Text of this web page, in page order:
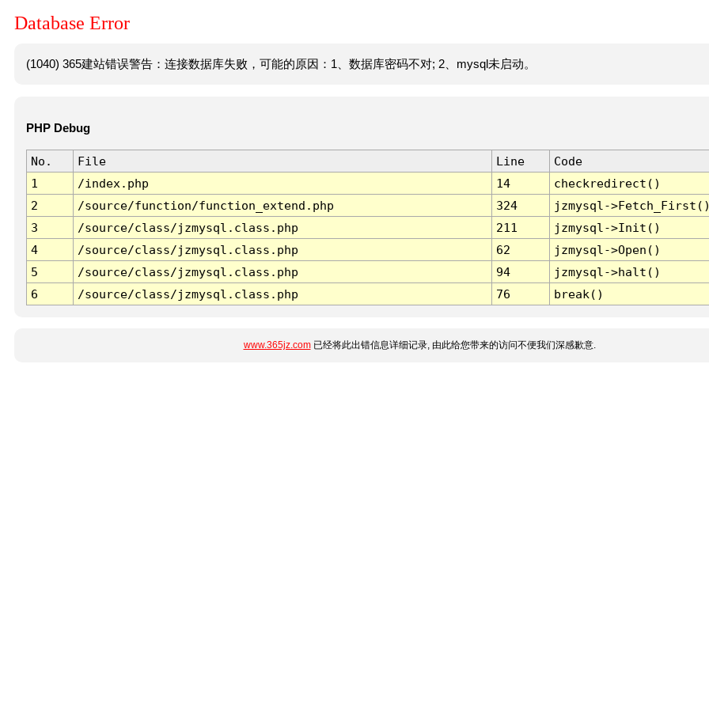
Database Error
(1040) 365建站错误警告：连接数据库失败，可能的原因：1、数据库密码不对; 2、mysql未启动。
PHP Debug
No. File Line
Code
1
/index.php 14
checkredirect()
2
/source/function/function_extend.php 324
jzmysql-
3
/source/class/jzmysql.class.php 211
jzmysql->Init()
4
/source/class/jzmysql.class.php 62
jzmysql->Open()
5
/source/class/jzmysql.class.php 94
jzmysql->halt()
6
/source/class/jzmysql.class.php 76 break()
www.365jz.com已经将此出错信息详细记录, 由此给您带来的访问不便我们深感歉意.